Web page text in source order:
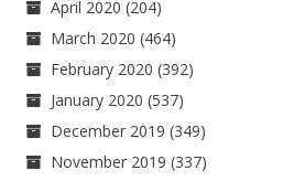
April 2020 (204)
March 2020 (464)
February 2020 (392)
January 2020 (537)
December 2019 (349)
November 2019 (337)